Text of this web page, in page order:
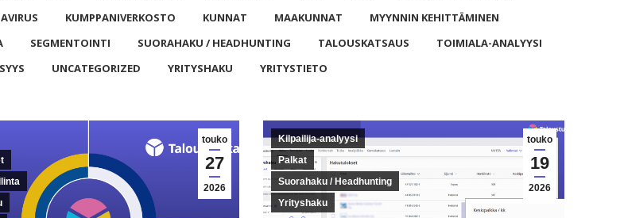
KUMPPANIVERKOSTO KUNNAT MAAKUNNAT
MYYNNIN KEHITTÄMINEN
SEGMENTOINTI SUORAHAKU / HEADHUNTING TALOUSKATSAUS
TOIMIALA-ANALYYSI
UNCATEGORIZED YRITYSHAKU YRITYSTIETO
touko
27
2026
touko
19
2026
Kilpailija-analyysi
Palkat
Suorahaku / Headhunting
Yrityshaku